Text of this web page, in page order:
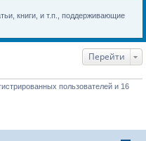
книги, и т.п., поддерживающие
Перейти
пользователей и 16